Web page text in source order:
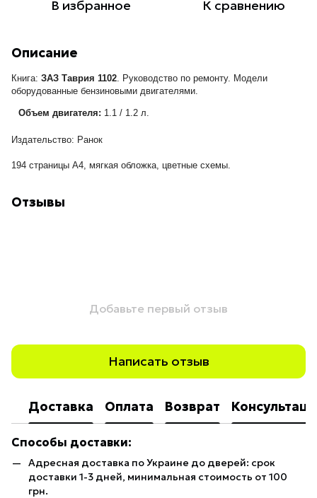
В избранное К сравнению
Описание
Книга: ЗАЗ Таврия 1102 . Руководство по ремонту. Модели
оборудованные бензиновыми двигателями.
Объем двигателя: 1.1 / 1.2 л.
Издательство: Ранок
194 страницы А4, мягкая обложка, цветные схемы.
Отзывы
Добавьте первый отзыв
Написать отзыв
Доставка Оплата Возврат
Способы доставки:
Адресная доставка по Украине до дверей: срок
доставки 1-3 дней, минимальная стоимость от 100
грн.